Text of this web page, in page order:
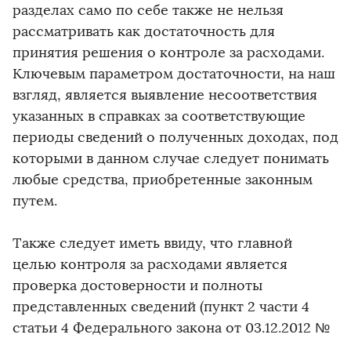
разделах само по себе также не нельзя
рассматривать как достаточность для
принятия решения о контроле за расходами.
Ключевым параметром достаточности, на наш
взгляд, является выявление несоответствия
указанных в справках за соответствующие
периоды сведений о полученных доходах, под
которыми в данном случае следует понимать
любые средства, приобретенные законным
путем.
Также следует иметь ввиду, что главной
целью контроля за расходами является
проверка достоверности и полноты
представленных сведений (пункт 2 части 4
статьи 4 Федерального закона от 03.12.2012 №